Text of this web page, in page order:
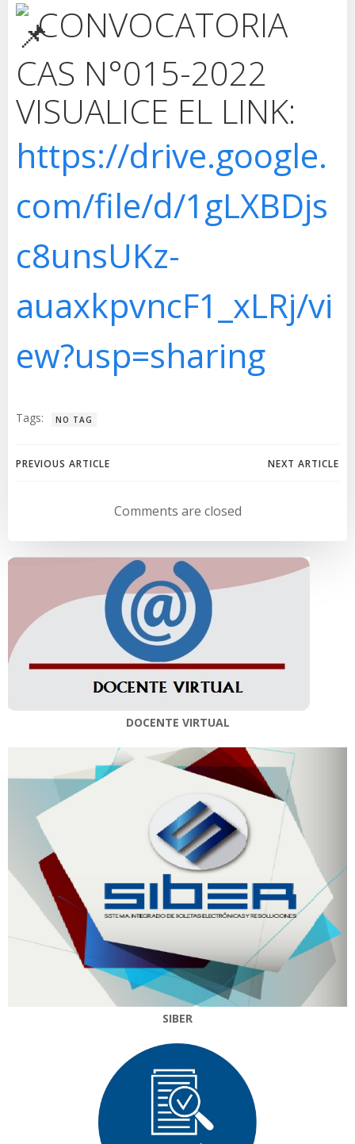
CONVOCATORIA
CAS N°015-2022
VISUALICE EL LINK:
https://drive.google.
com/file/d/1gLXBDjs
c8unsUKz-
auaxkpvncF1_xLRj/vi
ew?usp=sharing
Tags: NO TAG
Navegación
entradas
PREVIOUS ARTICLE
Navegación
de
entradas
NEXT ARTICLE
Comments are closed
DOCENTE VIRTUAL
SIBER